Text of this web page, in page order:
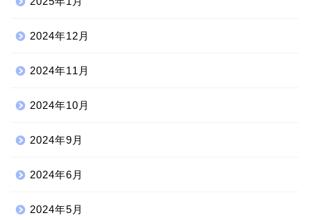
2024年12月
2024年11月
2024年10月
2024年9月
2024年6月
2024年5月